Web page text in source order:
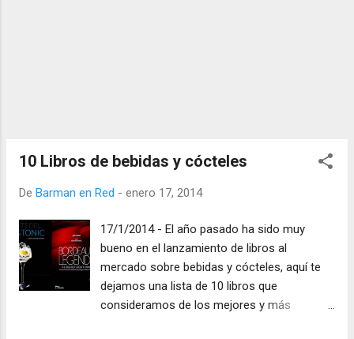
10 Libros de bebidas y cócteles
De Barman en Red - enero 17, 2014
17/1/2014 - El año pasado ha sido muy
bueno en el lanzamiento de libros al
mercado sobre bebidas y cócteles, aquí te
dejamos una lista de 10 libros que
consideramos de los mejores y más